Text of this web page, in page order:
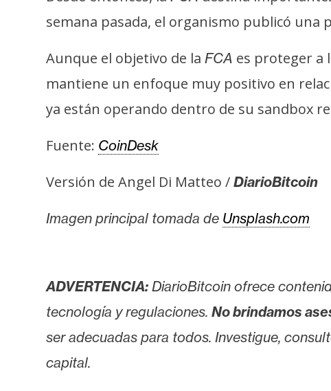
u
r
s
o
s
C
o
n
t
a
o
y
P
u
b
semana pasada, el organismo publicó
Aunque el objetivo de la FCA es proteger a
mantiene un enfoque muy positivo en
ya están operando dentro de su sandbox
Fuente: CoinDesk
Versión de Angel Di Matteo / DiarioBitcoin
Imagen principal tomada de Unsplash.com
ADVERTENCIA: DiarioBitcoin ofrece
tecnología y regulaciones. No brindamos
ser adecuadas para todos. Investigue,
capital.